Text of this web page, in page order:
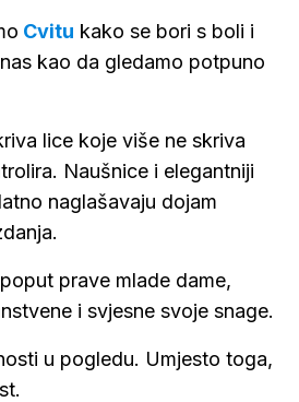
Cvitu kako se bori s boli i
kao da gledamo potpuno
lice koje više ne skriva
Naušnice i elegantniji
naglašavaju dojam
prave mlade dame,
i svjesne svoje snage.
u pogledu. Umjesto toga,